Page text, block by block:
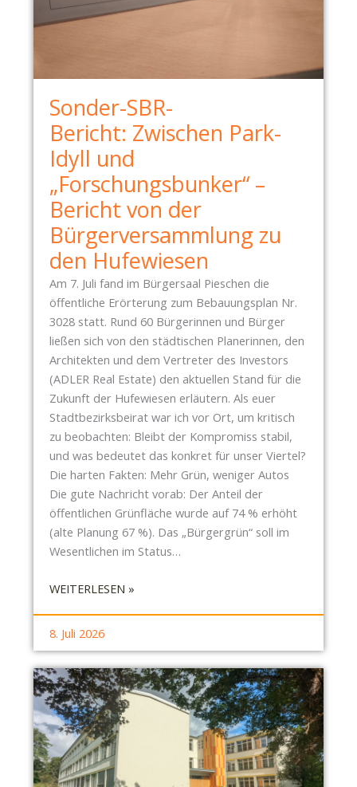
T
R
I
E
K
S
T
E
N
I
S
T
E
I
N
E
E
I
N
D
E
U
T
H
U
Sonder-SBR-
Bericht: Zwischen Park-
Idyll und
„Forschungsbunker“ –
Bericht von der
Bürgerversammlung zu
den Hufewiesen
Am 7. Juli fand im Bürgersaal Pieschen die
öffentliche Erörterung zum Bebauungsplan Nr.
3028 statt. Rund 60 Bürgerinnen und Bürger
ließen sich von den städtischen Planerinnen, den
Architekten und dem Vertreter des Investors
(ADLER Real Estate) den aktuellen Stand für die
Zukunft der Hufewiesen erläutern. Als euer
Stadtbezirksbeirat war ich vor Ort, um kritisch
zu beobachten: Bleibt der Kompromiss stabil,
und was bedeutet das konkret für unser Viertel?
Die harten Fakten: Mehr Grün, weniger Autos
Die gute Nachricht vorab: Der Anteil der
öffentlichen Grünfläche wurde auf 74 % erhöht
(alte Planung 67 %). Das „Bürgergrün“ soll im
Wesentlichen im Status…
WEITERLESEN »:
D
E
R
8. Juli 2026